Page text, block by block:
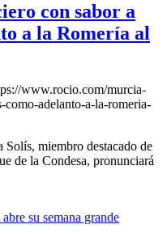
con sabor a
a la Romería al
www.rocio.com/murcia-
como-adelanto-a-la-romeria-
Solís, miembro destacado de
de la Condesa, pronunciará